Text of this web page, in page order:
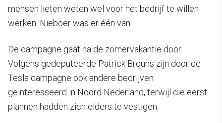
mensen lieten weten wel voor het bedrijf te willen
werken. Nieboer was er één van.
De campagne gaat na de zomervakantie door.
Volgens gedeputeerde Patrick Brouns zijn door de
Tesla campagne ook andere bedrijven
geïnteresseerd in Noord Nederland, terwijl die eerst
plannen hadden zich elders te vestigen.